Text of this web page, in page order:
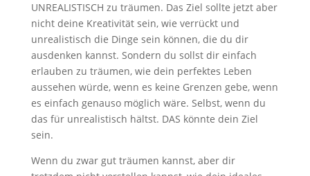
UNREALISTISCH zu träumen. Das Ziel sollte jetzt aber
nicht deine Kreativität sein, wie verrückt und
unrealistisch die Dinge sein können, die du dir
ausdenken kannst. Sondern du sollst dir einfach
erlauben zu träumen, wie dein perfektes Leben
aussehen würde, wenn es keine Grenzen gebe, wenn
es einfach genauso möglich wäre. Selbst, wenn du
das für unrealistisch hältst. DAS könnte dein Ziel
sein.
Wenn du zwar gut träumen kannst, aber dir